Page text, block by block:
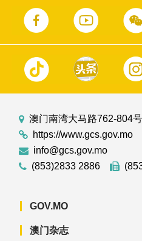
澳门南湾大马路762-804
https://www.gcs.gov.mo
info@gcs.gov.mo
(853)2833 2886
GOV.MO
澳门杂志